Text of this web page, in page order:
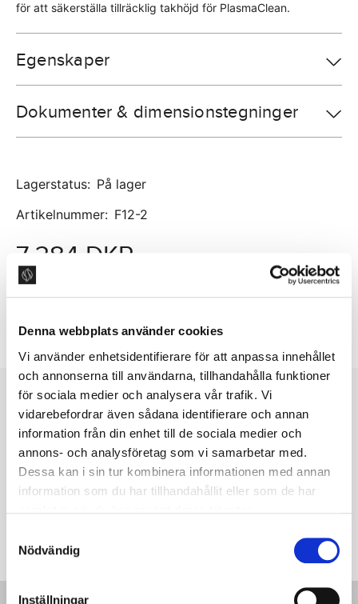
Denna webbplats använder cookies
Vi använder enhetsidentifierare för att anpassa innehållet
och annonserna till användarna, tillhandahålla funktioner
för sociala medier och analysera vår trafik. Vi
vidarebefordrar även sådana identifierare och annan
information från din enhet till de sociala medier och
annons- och analysföretag som vi samarbetar med.
Dessa kan i sin tur kombinera informationen med annan
information som du har tillhandahållit eller som de har
Nödvändig
Inställningar
för att säkerställa tillräcklig takhöjd för PlasmaClean.
Egenskaper
Dokumenter & dimensionstegninger
Lagerstatus: På lager
Artikelnummer: F12-2
7 384 DKR
NYHEDSBREV
Følg os for inspiration, nyheder
om produkter og meget mere.